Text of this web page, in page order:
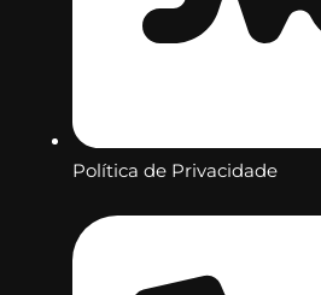
Política de Privacidade